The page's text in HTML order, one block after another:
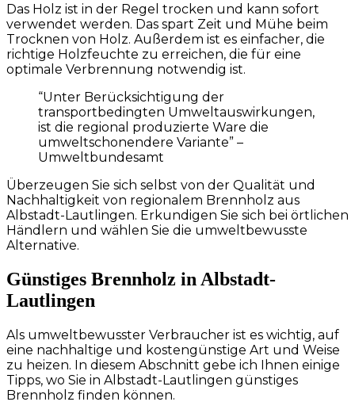
Das Holz ist in der Regel trocken und kann sofort
verwendet werden. Das spart Zeit und Mühe beim
Trocknen von Holz. Außerdem ist es einfacher, die
richtige Holzfeuchte zu erreichen, die für eine
optimale Verbrennung notwendig ist.
“Unter Berücksichtigung der
transportbedingten Umweltauswirkungen,
ist die regional produzierte Ware die
umweltschonendere Variante” –
Umweltbundesamt
Überzeugen Sie sich selbst von der Qualität und
Nachhaltigkeit von regionalem Brennholz aus
Albstadt-Lautlingen. Erkundigen Sie sich bei örtlichen
Händlern und wählen Sie die umweltbewusste
Alternative.
Günstiges Brennholz in Albstadt-
Lautlingen
Als umweltbewusster Verbraucher ist es wichtig, auf
eine nachhaltige und kostengünstige Art und Weise
zu heizen. In diesem Abschnitt gebe ich Ihnen einige
Tipps, wo Sie in Albstadt-Lautlingen günstiges
Brennholz finden können.